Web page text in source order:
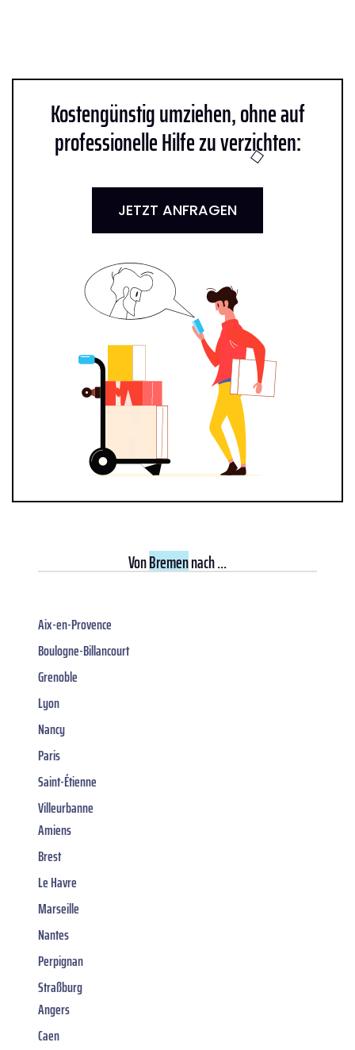
Kostengünstig umziehen, ohne auf
professionelle Hilfe zu verzichten:
JETZT ANFRAGEN
VonBremennach ...
Aix-en-Provence
Boulogne-Billancourt
Grenoble
Lyon
Nancy
Paris
Saint-Étienne
Villeurbanne
Amiens
Brest
Le Havre
Marseille
Nantes
Perpignan
Straßburg
Angers
Caen